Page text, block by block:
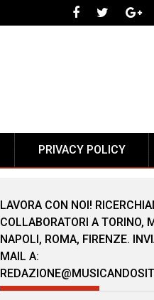
PRIVACY POLICY
LAVORA CON NOI!
COLLABORATORI A TORINO,
NAPOLI, ROMA, FIRENZE.
MAIL A: